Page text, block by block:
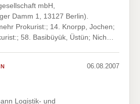
mbH,
Damm 1, 13127 Berlin).
Prokurist:; 14. Knorpp, Jochen;
58. Basibüyük, Üstün; Nich…
06.08.2007
Logistik- und